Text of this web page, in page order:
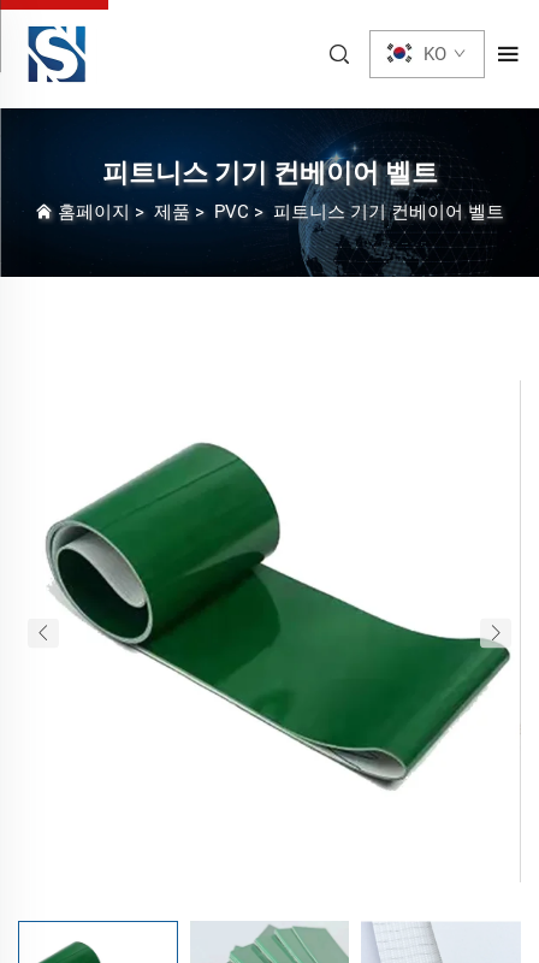
KO
피트니스 기기 컨베이어 벨트
홈페이지 > 제품 > PVC > 피트니스 기기 컨베이어 벨트